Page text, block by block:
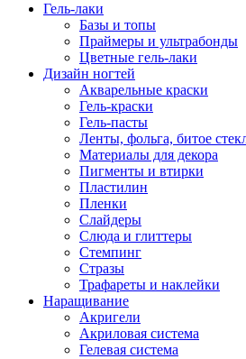
Гель-лаки
Базы и топы
Праймеры и ультрабонды
Цветные гель-лаки
Дизайн ногтей
Акварельные краски
Гель-краски
Гель-пасты
Ленты, фольга, битое
Материалы для декора
Пигменты и втирки
Пластилин
Пленки
Слайдеры
Слюда и глиттеры
Стемпинг
Стразы
Трафареты и наклейки
Наращивание
Акригели
Акриловая система
Гелевая система